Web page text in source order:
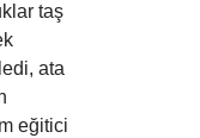
taş
ata
eğitici